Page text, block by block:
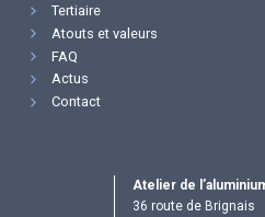
Tertiaire
Atouts et valeurs
FAQ
Actus
Contact
Atelier de
36 route de Brignais